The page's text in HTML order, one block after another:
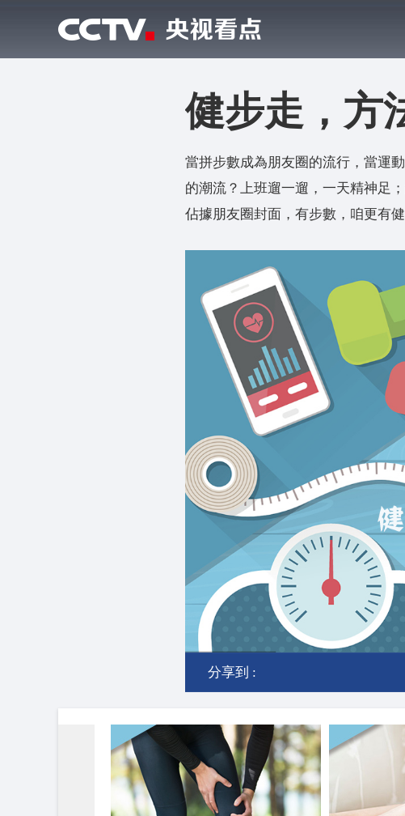
健步走，方
當拼步數成為朋友圈的流行，當運
的潮流？上班遛一遛，一天精神足
佔據朋友圈封面，有步數，咱更有健
分享到 :